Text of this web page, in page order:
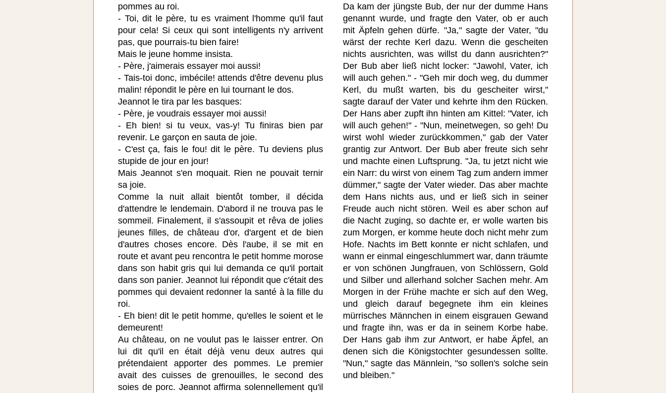
pommes au roi.
- Toi, dit le père, tu es vraiment l'homme qu'il faut
pour cela! Si ceux qui sont intelligents n'y arrivent
pas, que pourrais-tu bien faire!
Mais le jeune homme insista.
- Père, j'aimerais essayer moi aussi!
- Tais-toi donc, imbécile! attends d'être devenu plus
malin! répondit le père en lui tournant le dos.
Jeannot le tira par les basques:
- Père, je voudrais essayer moi aussi!
- Eh bien! si tu veux, vas-y! Tu finiras bien par
revenir. Le garçon en sauta de joie.
- C'est ça, fais le fou! dit le père. Tu deviens plus
stupide de jour en jour!
Mais Jeannot s'en moquait. Rien ne pouvait ternir
sa joie.
Comme la nuit allait bientôt tomber, il décida
d'attendre le lendemain. D'abord il ne trouva pas le
sommeil. Finalement, il s'assoupit et rêva de jolies
jeunes filles, de château d'or, d'argent et de bien
d'autres choses encore. Dès l'aube, il se mit en
route et avant peu rencontra le petit homme morose
dans son habit gris qui lui demanda ce qu'il portait
dans son panier. Jeannot lui répondit que c'était des
pommes qui devaient redonner la santé à la fille du
roi.
- Eh bien! dit le petit homme, qu'elles le soient et le
demeurent!
Au château, on ne voulut pas le laisser entrer. On
lui dit qu'il en était déjà venu deux autres qui
prétendaient apporter des pommes. Le premier
avait des cuisses de grenouilles, le second des
soies de porc. Jeannot affirma solennellement qu'il
Da kam der jüngste Bub, der nur der dumme Hans
genannt wurde, und fragte den Vater, ob er auch
mit Äpfeln gehen dürfe. "Ja," sagte der Vater, "du
wärst der rechte Kerl dazu. Wenn die gescheiten
nichts ausrichten, was willst du dann ausrichten?"
Der Bub aber ließ nicht locker: "Jawohl, Vater, ich
will auch gehen." - "Geh mir doch weg, du dummer
Kerl, du mußt warten, bis du gescheiter wirst,"
sagte darauf der Vater und kehrte ihm den Rücken.
Der Hans aber zupft ihn hinten am Kittel: "Vater, ich
will auch gehen!" - "Nun, meinetwegen, so geh! Du
wirst wohl wieder zurückkommen," gab der Vater
grantig zur Antwort. Der Bub aber freute sich sehr
und machte einen Luftsprung. "Ja, tu jetzt nicht wie
ein Narr: du wirst von einem Tag zum andern immer
dümmer," sagte der Vater wieder. Das aber machte
dem Hans nichts aus, und er ließ sich in seiner
Freude auch nicht stören. Weil es aber schon auf
die Nacht zuging, so dachte er, er wolle warten bis
zum Morgen, er komme heute doch nicht mehr zum
Hofe. Nachts im Bett konnte er nicht schlafen, und
wann er einmal eingeschlummert war, dann träumte
er von schönen Jungfrauen, von Schlössern, Gold
und Silber und allerhand solcher Sachen mehr. Am
Morgen in der Frühe machte er sich auf den Weg,
und gleich darauf begegnete ihm ein kleines
mürrisches Männchen in einem eisgrauen Gewand
und fragte ihn, was er da in seinem Korbe habe.
Der Hans gab ihm zur Antwort, er habe Äpfel, an
denen sich die Königstochter gesundessen sollte.
"Nun," sagte das Männlein, "so sollen's solche sein
und bleiben."